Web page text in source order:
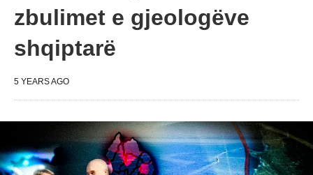
zbulimet e gjeologëve
shqiptarë
5 YEARS AGO